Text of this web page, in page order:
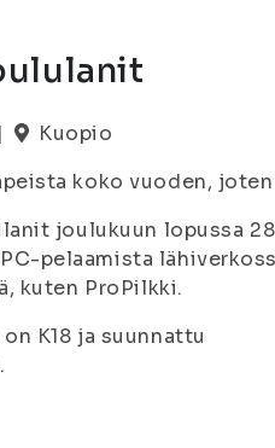
Kuopio
koko vuoden,
joulukuun lopussa
pelaamista
kuten ProPilkki.
K18 ja suunnattu